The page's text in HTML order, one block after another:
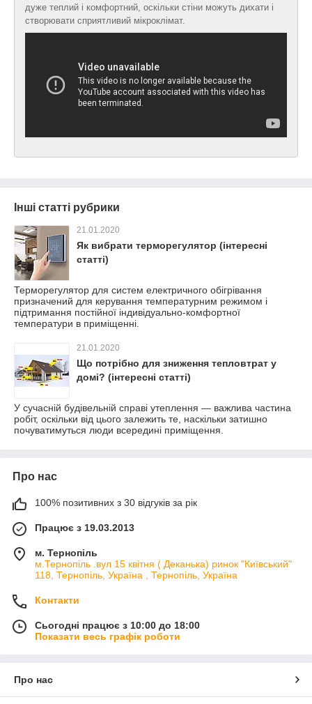
дуже теплий і комфортний, оскільки стіни можуть дихати і
створювати сприятливий мікроклімат.
Інші статті рубрики
21.01.2020
Як вибрати терморегулятор (інтересні
статті)
Терморегулятор для систем електричного обігрівання
призначений для керування температурним режимом і
підтримання постійної індивідуально-комфортної
температури в приміщенні.
21.01.2020
Що потрібно для зниження тепловтрат у
домі? (інтересні статті)
У сучасній будівельній справі утеплення — важлива частина
робіт, оскільки від цього залежить те, наскільки затишно
почуватимуться люди всередині приміщення.
Про нас
100% позитивних з 30 відгуків за рік
Працює з 19.03.2013
м. Тернопіль
м.Тернопіль .вул 15 квітня ( Деканька) ринок "Київський"
118, Тернопіль, Україна , Тернопіль, Україна
Контакти
Сьогодні працює з 10:00 до 18:00
Показати весь графік роботи
Про нас